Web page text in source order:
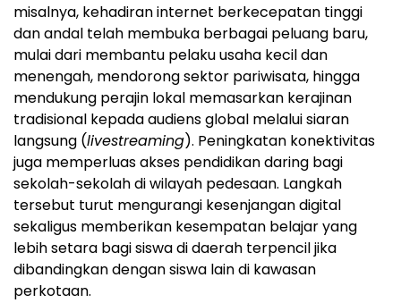
misalnya, kehadiran internet berkecepatan tinggi
dan andal telah membuka berbagai peluang baru,
mulai dari membantu pelaku usaha kecil dan
menengah, mendorong sektor pariwisata, hingga
mendukung perajin lokal memasarkan kerajinan
tradisional kepada audiens global melalui siaran
langsung (livestreaming). Peningkatan konektivitas
juga memperluas akses pendidikan daring bagi
sekolah-sekolah di wilayah pedesaan. Langkah
tersebut turut mengurangi kesenjangan digital
sekaligus memberikan kesempatan belajar yang
lebih setara bagi siswa di daerah terpencil jika
dibandingkan dengan siswa lain di kawasan
perkotaan.